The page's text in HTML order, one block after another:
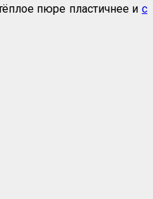
пюре пластичнее и с